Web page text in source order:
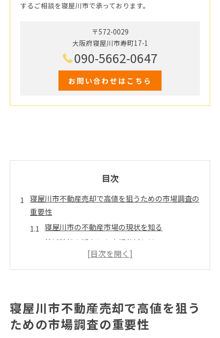
するご相談を寝屋川市で承っております。
〒572-0029
大阪府寝屋川市寿町17-1
090-5662-0647
お問い合わせはこちら
目次
寝屋川市不動産売却で高値を狙うための市場調査の
重要性
寝屋川市の不動産市場の現状を知る
地域特性を活かした市場分析とは
競合物件の状況を把握する方法
過去の取引データの活用法
市場調査を専門家に依頼するメリット
寝屋川市の不動産売却において適切な評価額を設定
する方法
寝屋川市不動産売却で高値を狙う
ための市場調査の重要性